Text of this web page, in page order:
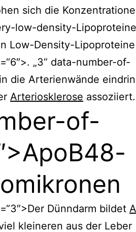
sich die
low-density-
Low-Density-Lipoproteine
„3“ data-number-of-
die Arterienwände
Arteriosklerose assoziiert.
of-
Dünndarm bildet
kleineren aus der Leber